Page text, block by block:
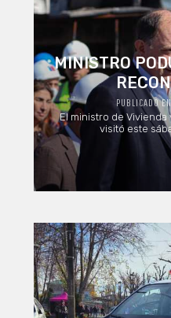
MINISTRO
PUBLICADO
El ministro de Vivienda
visitó este